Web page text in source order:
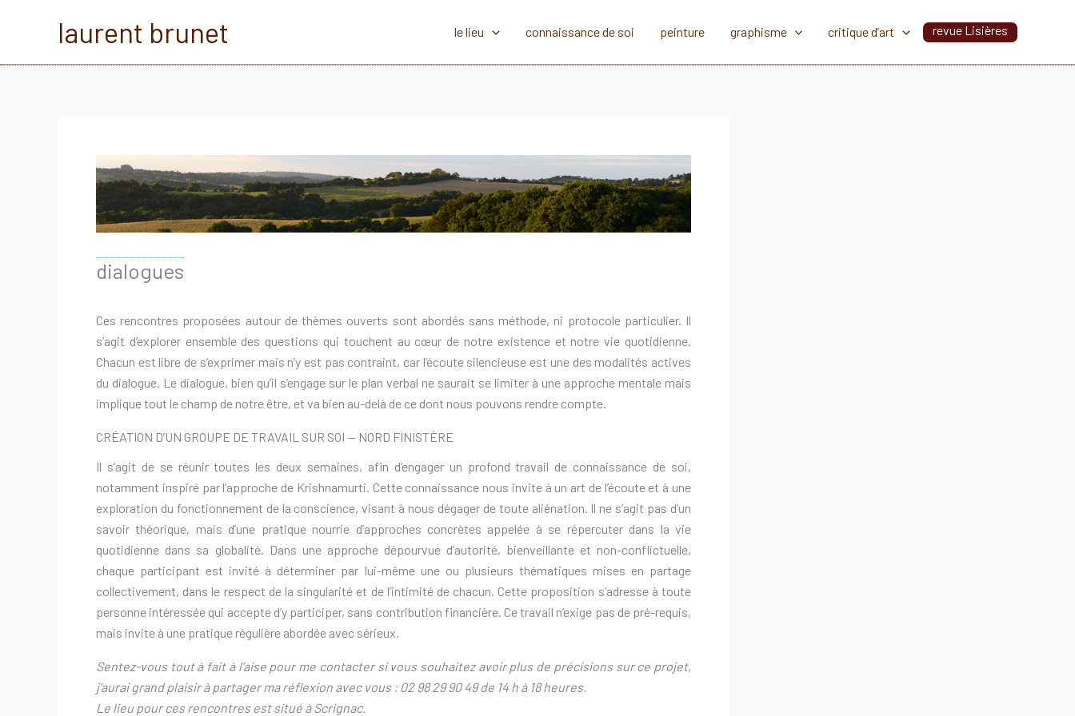
laurent brunet le lieu connaissance de soi peinture graphisme critique d’art revue Lisières
dialogues
Ces rencontres proposées autour de thèmes ouverts sont abordés sans méthode, ni protocole particulier. Il
s’agit d’explorer ensemble des questions qui touchent au cœur de notre existence et notre vie quotidienne.
Chacun est libre de s’exprimer mais n’y est pas contraint, car l’écoute silencieuse est une des modalités actives
du dialogue. Le dialogue, bien qu’il s’engage sur le plan verbal ne saurait se limiter à une approche mentale mais
implique tout le champ de notre être, et va bien au-delà de ce dont nous pouvons rendre compte.
CRÉATION D’UN GROUPE DE TRAVAIL SUR SOI — NORD FINISTÈRE
Il s’agit de se réunir toutes les deux semaines, afin d’engager un profond travail de connaissance de soi,
notamment inspiré par l’approche de Krishnamurti. Cette connaissance nous invite à un art de l’écoute et à une
exploration du fonctionnement de la conscience, visant à nous dégager de toute aliénation. Il ne s’agit pas d’un
savoir théorique, mais d’une pratique nourrie d’approches concrètes appelée à se répercuter dans la vie
quotidienne dans sa globalité. Dans une approche dépourvue d’autorité, bienveillante et non-conflictuelle,
chaque participant est invité à déterminer par lui-même une ou plusieurs thématiques mises en partage
collectivement, dans le respect de la singularité et de l’intimité de chacun. Cette proposition s’adresse à toute
personne intéressée qui accepte d’y participer, sans contribution financière. Ce travail n’exige pas de pré-requis,
mais invite à une pratique régulière abordée avec sérieux.
Sentez-vous tout à fait à l’aise pour me contacter si vous souhaitez avoir plus de précisions sur ce projet,
j’aurai grand plaisir à partager ma réflexion avec vous : 02 98 29 90 49 de 14 h à 18 heures.
Le lieu pour ces rencontres est situé à Scrignac.